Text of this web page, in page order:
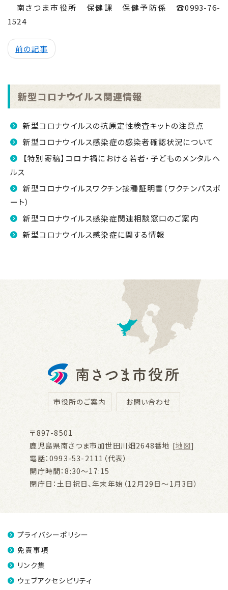
南さつま市役所 保健課 保健予防係 ☎0993-76-
1524
前の記事
新型コロナウイルス関連情報
新型コロナウイルスの抗原定性検査キットの注意点
新型コロナウイルス感染症の感染者確認状況について
【特別寄稿】コロナ禍における若者・子どものメンタルヘ
ルス
新型コロナウイルスワクチン接種証明書（ワクチンパスポ
ート）
新型コロナウイルス感染症関連相談窓口のご案内
新型コロナウイルス感染症に関する情報
市役所のご案内 お問い合わせ
〒897-8501
鹿児島県南さつま市加世田川畑2648番地 [地図]
電話：0993-53-2111（代表）
開庁時間：8:30～17:15
閉庁日：土日祝日、年末年始（12月29日～1月3日）
プライバシーポリシー
免責事項
リンク集
ウェブアクセシビリティ